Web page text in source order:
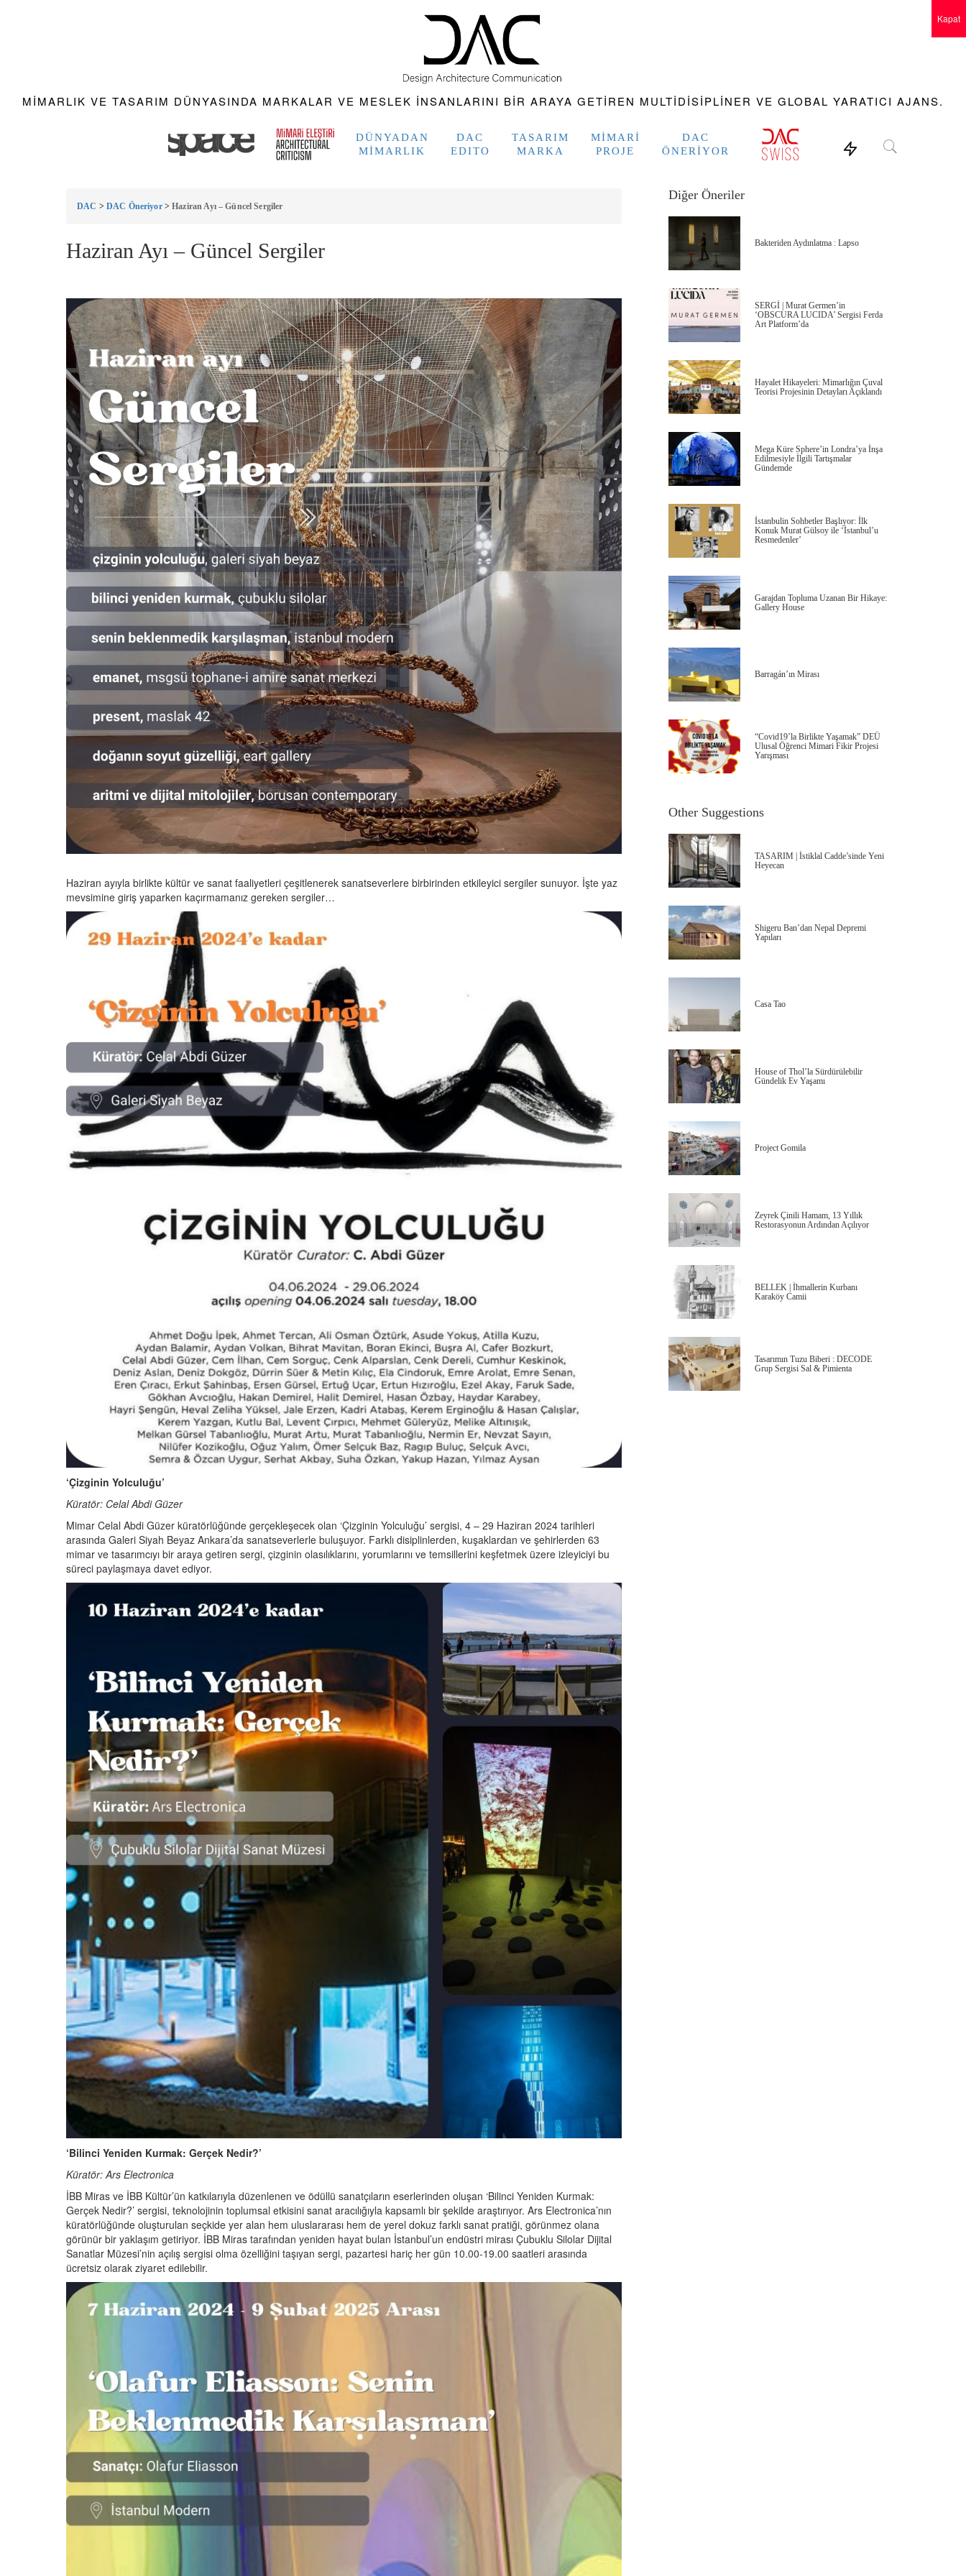
MIMARLIK VE TASARIM DÜNYASINDA MARKALAR VE MESLEK INSANLARINI BIR ARAYA GETIREN MULTIDISIPLINER VE GLOBAL YARATICI AJANS.
DÜNYADAN
MIMARLIK
DAC
EDITO
TASARIM
MARKA
MIMARI
PROJE
DAC
ÖNERIYOR
DAC > DAC Öneriyor>Haziran Ayı – Güncel Sergiler
Haziran Ayı – Güncel Sergiler
Haziran ayıyla birlikte kültür ve sanat faaliyetleri çeşitlenerek sanatseverlere birbirinden etkileyici sergiler sunuyor. İşte yaz
mevsimine giriş yaparken kaçırmamanız gereken sergiler…
‘Çizginin Yolculuğu’
Küratör: Celal Abdi Güzer
Mimar Celal Abdi Güzer küratörlüğünde gerçekleşecek olan ‘Çizginin Yolculuğu’ sergisi, 4 – 29 Haziran 2024 tarihleri
arasında Galeri Siyah Beyaz Ankara’da sanatseverlerle buluşuyor. Farklı disiplinlerden, kuşaklardan ve şehirlerden 63
mimar ve tasarımcıyı bir araya getiren sergi, çizginin olasılıklarını, yorumlarını ve temsillerini keşfetmek üzere izleyiciyi bu
süreci paylaşmaya davet ediyor.
‘Bilinci Yeniden Kurmak: Gerçek Nedir?’
Küratör: Ars Electronica
İBB Miras ve İBB Kültür’ün katkılarıyla düzenlenen ve ödüllü sanatçıların eserlerinden oluşan ‘Bilinci Yeniden Kurmak:
Gerçek Nedir?’ sergisi, teknolojinin toplumsal etkisini sanat aracılığıyla kapsamlı bir şekilde araştırıyor. Ars Electronica’nın
küratörlüğünde oluşturulan seçkide yer alan hem uluslararası hem de yerel dokuz farklı sanat pratiği, görünmez olana
görünür bir yaklaşım getiriyor. İBB Miras tarafından yeniden hayat bulan İstanbul’un endüstri mirası Çubuklu Silolar Dijital
Sanatlar Müzesi’nin açılış sergisi olma özelliğini taşıyan sergi, pazartesi hariç her gün 10.00-19.00 saatleri arasında
ücretsiz olarak ziyaret edilebilir.
Diğer Öneriler
Bakteriden Aydınlatma : Lapso
SERGİ | Murat Germen’in
‘OBSCURA LUCIDA’ Sergisi Ferda
Art Platform’da
Hayalet Hikayeleri: Mimarlığın Çuval
Teorisi Projesinin Detayları Açıklandı
Mega Küre Sphere’in Londra’ya İnşa
Edilmesiyle İlgili Tartışmalar
Gündemde
İstanbulin Sohbetler Başlıyor: İlk
Konuk Murat Gülsoy ile ‘İstanbul’u
Resmedenler’
Garajdan Topluma Uzanan Bir Hikaye:
Gallery House
Barragán’ın Mirası
“Covid19’la Birlikte Yaşamak” DEÜ
Ulusal Öğrenci Mimari Fikir Projesi
Yarışması
Other Suggestions
TASARIM | İstiklal Cadde’sinde Yeni
Heyecan
Shigeru Ban’dan Nepal Depremi
Yapıları
Casa Tao
House of Thol’la Sürdürülebilir
Gündelik Ev Yaşamı
Project Gomila
Zeyrek Çinili Hamam, 13 Yıllık
Restorasyonun Ardından Açılıyor
BELLEK | İhmallerin Kurbanı
Karaköy Camii
Tasarımın Tuzu Biberi : DECODE
Grup Sergisi Sal & Pimienta
Kapat